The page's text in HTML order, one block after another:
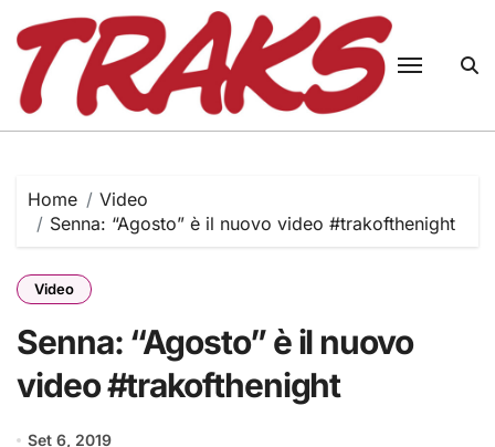
content
Home
Video
Senna: “Agosto” è il nuovo video #trakofthenight
Video
Senna: “Agosto” è il nuovo
video #trakofthenight
Set 6, 2019